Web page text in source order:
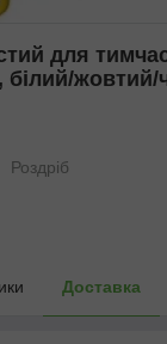
для
жовтий/
Роздріб
Доставка